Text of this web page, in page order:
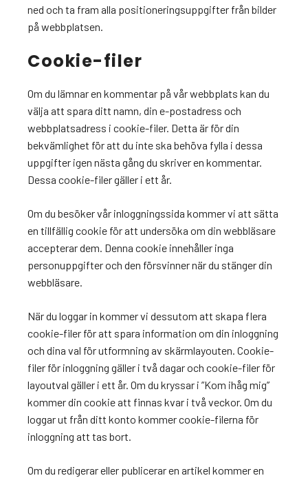
ned och ta fram alla positioneringsuppgifter från bilder
på webbplatsen.
Cookie-filer
Om du lämnar en kommentar på vår webbplats kan du
välja att spara ditt namn, din e-postadress och
webbplatsadress i cookie-filer. Detta är för din
bekvämlighet för att du inte ska behöva fylla i dessa
uppgifter igen nästa gång du skriver en kommentar.
Dessa cookie-filer gäller i ett år.
Om du besöker vår inloggningssida kommer vi att sätta
en tillfällig cookie för att undersöka om din webbläsare
accepterar dem. Denna cookie innehåller inga
personuppgifter och den försvinner när du stänger din
webbläsare.
När du loggar in kommer vi dessutom att skapa flera
cookie-filer för att spara information om din inloggning
och dina val för utformning av skärmlayouten. Cookie-
filer för inloggning gäller i två dagar och cookie-filer för
layoutval gäller i ett år. Om du kryssar i ”Kom ihåg mig”
kommer din cookie att finnas kvar i två veckor. Om du
loggar ut från ditt konto kommer cookie-filerna för
inloggning att tas bort.
Om du redigerar eller publicerar en artikel kommer en